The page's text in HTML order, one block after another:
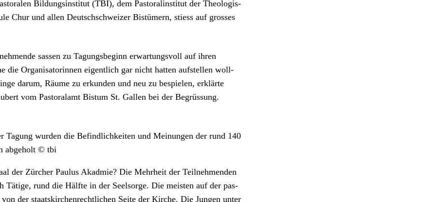
Bil­dungsin­sti­tut (TBI), dem Pas­toralin­sti­tut der The­ol­o­gis­
Chur und allen Deutschschweiz­er Bistümern, stiess auf gross­es
sassen zu Tagungs­be­ginn erwartungsvoll auf ihren
die Organ­isatorin­nen eigentlich gar nicht hat­ten auf­stellen woll­
darum, Räume zu erkun­den und neu zu bespie­len, erk­lärte
vom Pas­toralamt Bis­tum St. Gallen bei der Begrüs­sung.
Tagung wur­den die Befind­lichkeit­en und Mei­n­un­gen der rund 140
abge­holt © tbi
der Zürcher Paulus Akad­mie? Die Mehrheit der Teil­nehmenden
Tätige, rund die Hälfte in der Seel­sorge. Die meis­ten auf der pas­
der staatskirchen­rechtlichen Seite der Kirche. Die Jun­gen unter